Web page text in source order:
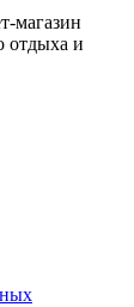
магазин
отдыха и